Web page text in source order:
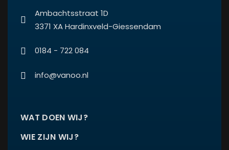
Ambachtsstraat 1D
3371 XA Hardinxveld-Giessendam
0184 - 722 084
info@vanoo.nl
WAT DOEN WIJ?
WIE ZIJN WIJ?